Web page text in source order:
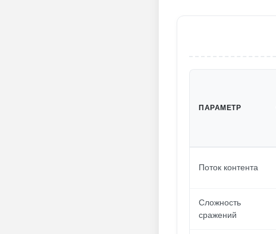
ПАРАМЕТР
Поток контента
Сложность
сражений